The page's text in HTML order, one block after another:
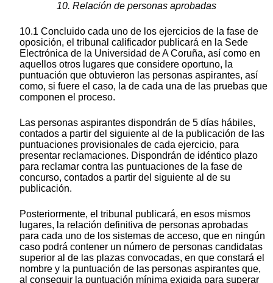
10. Relación de personas aprobadas
10.1 Concluido cada uno de los ejercicios de la fase de
oposición, el tribunal calificador publicará en la Sede
Electrónica de la Universidad de A Coruña, así como en
aquellos otros lugares que considere oportuno, la
puntuación que obtuvieron las personas aspirantes, así
como, si fuere el caso, la de cada una de las pruebas que
componen el proceso.
Las personas aspirantes dispondrán de 5 días hábiles,
contados a partir del siguiente al de la publicación de las
puntuaciones provisionales de cada ejercicio, para
presentar reclamaciones. Dispondrán de idéntico plazo
para reclamar contra las puntuaciones de la fase de
concurso, contados a partir del siguiente al de su
publicación.
Posteriormente, el tribunal publicará, en esos mismos
lugares, la relación definitiva de personas aprobadas
para cada uno de los sistemas de acceso, que en ningún
caso podrá contener un número de personas candidatas
superior al de las plazas convocadas, en que constará el
nombre y la puntuación de las personas aspirantes que,
al conseguir la puntuación mínima exigida para superar